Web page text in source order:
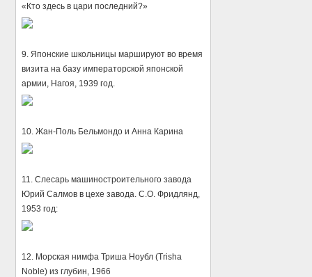
«Кто здесь в цари последний?»
9. Японские школьницы маршируют во время
визита на базу императорской японской
армии, Нагоя, 1939 год.
10. Жан-Поль Бельмондо и Анна Карина
11. Слесарь машиностроительного завода
Юрий Салмов в цехе завода. С.О. Фридлянд,
1953 год:
12. Морская нимфа Триша Ноубл (Trisha
Noble) из глубин, 1966